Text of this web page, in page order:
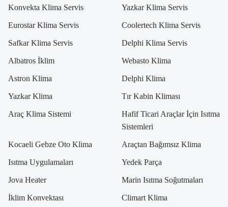
Konvekta Klima Servis Yazkar Klima Servis
Eurostar Klima Servis Coolertech Klima Servis
Safkar Klima Servis Delphi Klima Servis
Albatros İklim Webasto Klima
Astron Klima Delphi Klima
Yazkar Klima Tır Kabin Kliması
Araç Klima Sistemi
Hafif Ticari Araçlar İçin Isıtma
Sistemleri
Kocaeli Gebze Oto Klima Araçtan Bağımsız Klima
Isıtma Uygulamaları Yedek Parça
Jova Heater Marin Isıtma Soğutmaları
İklim Konvektası Climart Klima